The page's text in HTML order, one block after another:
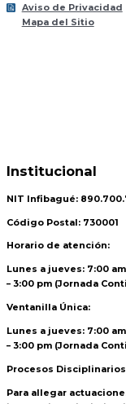
Aviso de Privacidad
Mapa del Sitio
Institucional
NIT Infibagué:
Código Postal: 730001
Horario de atención:
Lunes a jueves: 7:00
– 3:00 pm (Jornada
Ventanilla Única:
Lunes a jueves: 7:00
– 3:00 pm (Jornada
Procesos
Para allegar